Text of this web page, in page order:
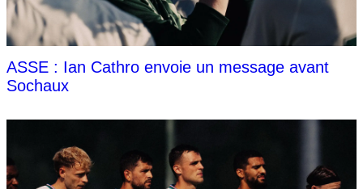
ASSE : Ian Cathro envoie un message avant
Sochaux